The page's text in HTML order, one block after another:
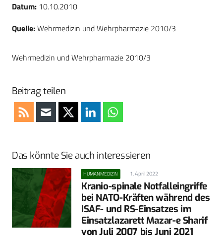
Datum: 10.10.2010
Quelle:Wehrmedizin und Wehrpharmazie 2010/3
Wehrmedizin und Wehrpharmazie 2010/3
Beitrag teilen
Das könnte Sie auch interessieren
HUMANMEDIZIN 1. April 2022
Kranio-spinale Notfalleingriffe
bei NATO-Kräften während des
ISAF- und RS-Einsatzes im
Einsatzlazarett Mazar-e Sharif
von Juli 2007 bis Juni 2021